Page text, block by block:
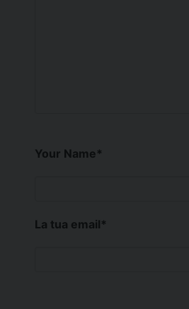
Your Name*
La tua email*